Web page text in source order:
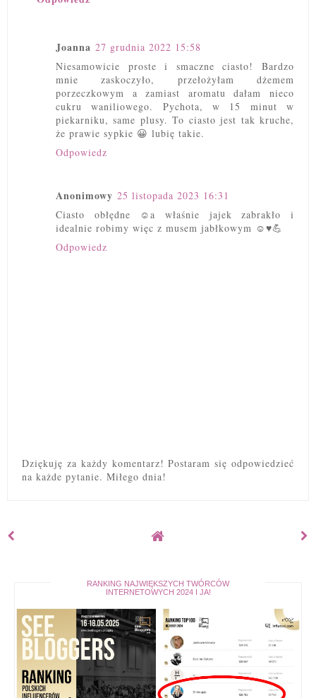
Joanna 27 grudnia 2022 15:58
Niesamowicie proste i smaczne ciasto! Bardzo
mnie zaskoczyło, przełożyłam dżemem
porzeczkowym a zamiast aromatu dałam nieco
cukru waniliowego. Pychota, w 15 minut w
piekarniku, same plusy. To ciasto jest tak kruche,
że prawie sypkie 😀 lubię takie.
Odpowiedz
Anonimowy 25 listopada 2023 16:31
Ciasto obłędne ☺️a właśnie jajek zabrakło i
idealnie robimy więc z musem jabłkowym ☺️♥️💪
Odpowiedz
Dziękuję za każdy komentarz! Postaram się odpowiedzieć
na każde pytanie. Miłego dnia!
RANKING NAJWIĘKSZYCH TWÓRCÓW
INTERNETOWYCH 2024 I JA!